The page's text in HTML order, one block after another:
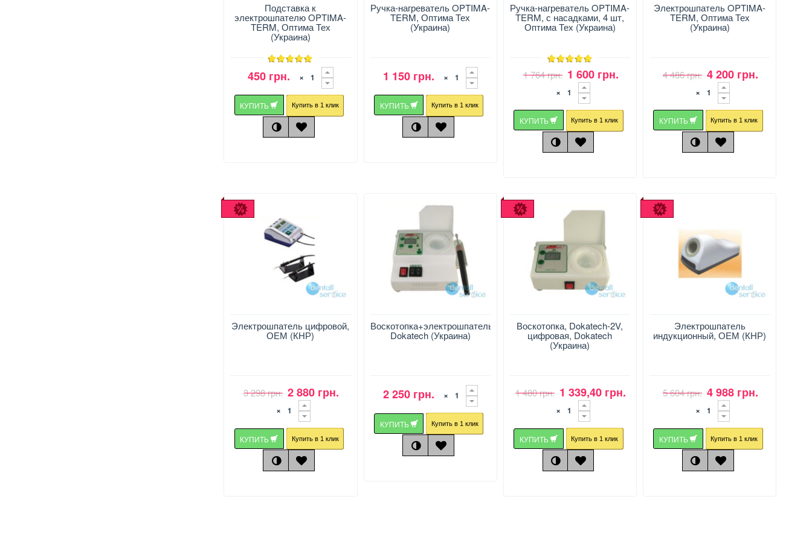
Подставка к
электрошпателю OPTIMA-
TERM, Оптима Тех
(Украина)
450 грн. ×
КУПИТЬ Купить в 1 клик
Ручка-нагреватель OPTIMA-
TERM, Оптима Тех
(Украина)
1 150 грн. ×
КУПИТЬ Купить в 1 клик
Ручка-нагреватель OPTIMA-
TERM, с насадками, 4 шт,
Оптима Тех (Украина)
1 764 грн. 1 600 грн.
×
КУПИТЬ Купить в 1 клик
Электрошпатель OPTIMA-
TERM, Оптима Тех
(Украина)
4 486 грн. 4 200 грн.
×
КУПИТЬ Купить в 1 клик
Электрошпатель цифровой,
ОЕМ (КНР)
3 298 грн. 2 880 грн.
×
КУПИТЬ Купить в 1 клик
Воскотопка+электрошпатель,
Dokatech (Украина)
2 250 грн. ×
КУПИТЬ Купить в 1 клик
Воскотопка, Dokatech-2V,
цифровая, Dokatech
(Украина)
1 480 грн. 1 339,40 грн.
×
КУПИТЬ Купить в 1 клик
Электрошпатель
индукционный, ОЕМ (КНР)
5 604 грн. 4 988 грн.
×
КУПИТЬ Купить в 1 клик